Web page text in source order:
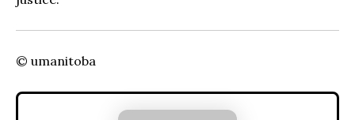
© umanitoba